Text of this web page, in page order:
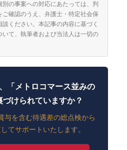
の事案への対応にあたっては、判
確認のうえ、弁護士・特定社会保
ください。本記事の内容に基づく
て、執筆者および当法人は一切の
「メトロコマース並みの
けられていますか？
与を含む待遇差の総点検から
てサポートいたします。